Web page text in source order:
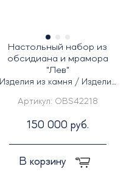
Настольный набор из
обсидиана и мрамора
"Лев"
Изделия из камня / Изделия
Артикул: OBS42218
150 000 руб.
В корзину